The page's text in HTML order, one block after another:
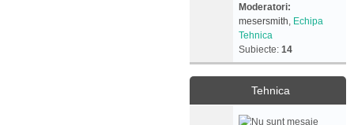
Moderatori:
mesersmith, Echipa
Tehnica
Subiecte: 14
Tehnica